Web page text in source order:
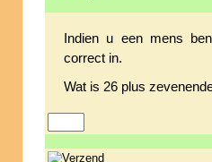
Indien u een mens
correct in.
Wat is 26 plus